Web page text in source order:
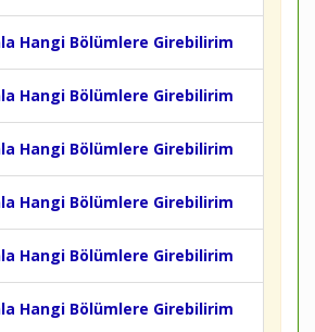
Hangi Bölümlere Girebilirim
Hangi Bölümlere Girebilirim
Hangi Bölümlere Girebilirim
Hangi Bölümlere Girebilirim
Hangi Bölümlere Girebilirim
Hangi Bölümlere Girebilirim